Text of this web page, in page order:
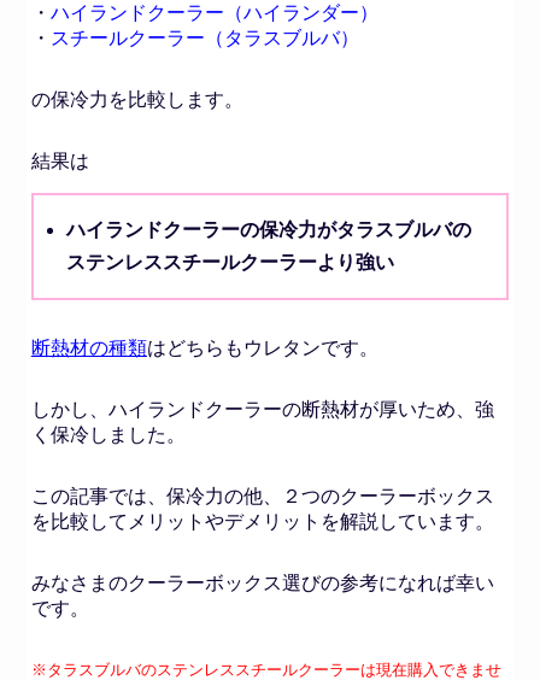
・ ハイランドクーラー（ハイランダー）
・ スチールクーラー（タラスブルバ）
の保冷力を比較します。
結果は
ハイランドクーラーの保冷力がタラスブルバの
ステンレススチールクーラーより強い
断熱材の種類はどちらもウレタンです。
しかし、ハイランドクーラーの断熱材が厚いため、強
く保冷しました。
この記事では、保冷力の他、２つのクーラーボックス
を比較してメリットやデメリットを解説しています。
みなさまのクーラーボックス選びの参考になれば幸い
です。
※タラスブルバのステンレススチールクーラーは現在購入できませ